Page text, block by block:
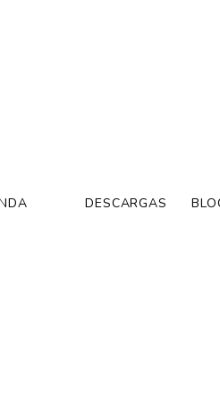
DESCARGAS